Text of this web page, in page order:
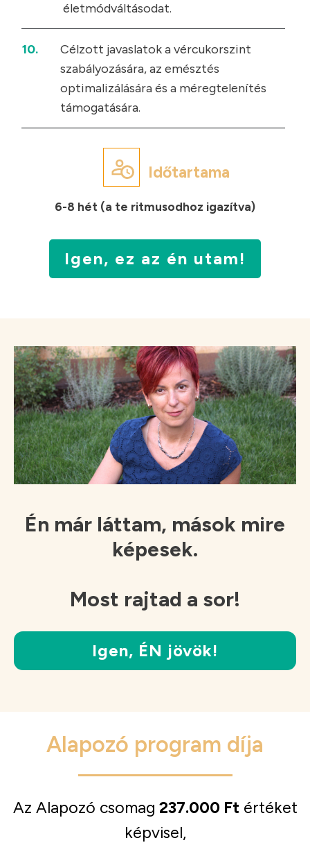
életmódváltásodat.
10.
Célzott javaslatok a vércukorszint
szabályozására, az emésztés
optimalizálására és a méregtelenítés
támogatására.
Időtartama
6-8 hét (a te ritmusodhoz igazítva)
Igen, ez az én utam!
Én már láttam, mások mire
képesek.
Most rajtad a sor!
Igen, ÉN jövök!
Alapozó program díja
Az Alapozó csomag 237.000 Ftértéket
képvisel,